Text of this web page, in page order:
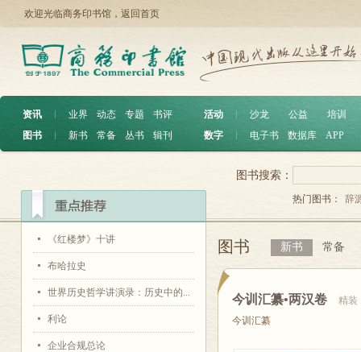
欢迎光临商务印书馆， 返回首页
资讯 ︱ 业界 动态 专题
书评
图书
︱ 新书 常备 丛书 辑刊
活动 沙龙 公益
培训
数字
电子书 数据库 APP
《红楼梦》十讲
布哈拉史
世界历史哲学讲演录：历史中的...
利论
企业合规总论
图书搜索：
热门图书： 辞
图书 新书 常备
今训汇纂•两汉卷
精装
今训汇纂